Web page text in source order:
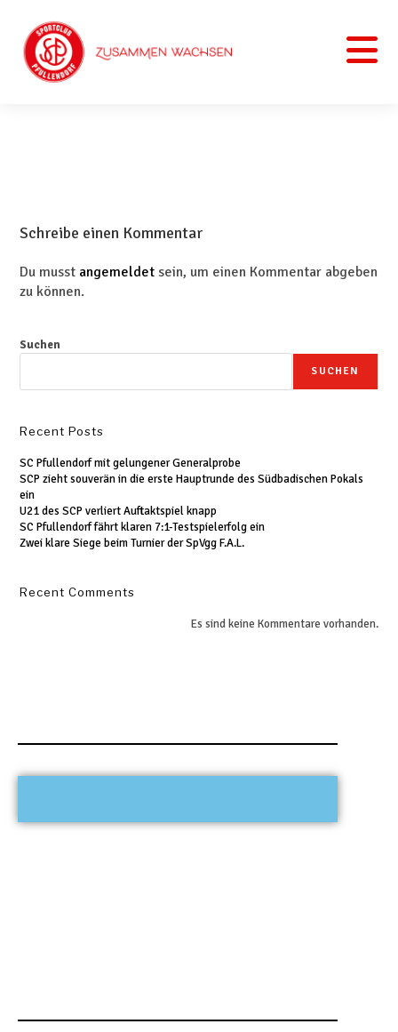
Schreibe einen Kommentar
Du musst angemeldet sein, um einen Kommentar abgeben
zu können.
Suchen
SUCHEN
Recent Posts
SC Pfullendorf mit gelungener Generalprobe
SCP zieht souverän in die erste Hauptrunde des Südbadischen Pokals
ein
U21 des SCP verliert Auftaktspiel knapp
SC Pfullendorf fährt klaren 7:1-Testspielerfolg ein
Zwei klare Siege beim Turnier der SpVgg F.A.L.
Recent Comments
Es sind keine Kommentare vorhanden.